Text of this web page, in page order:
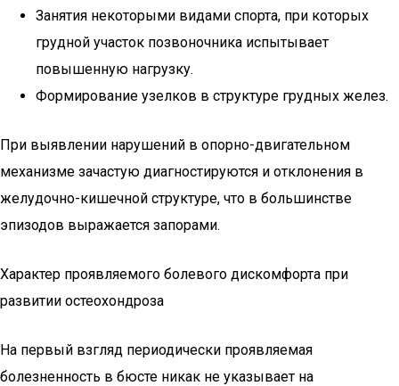
Занятия некоторыми видами спорта, при которых
грудной участок позвоночника испытывает
повышенную нагрузку.
Формирование узелков в структуре грудных желез.
При выявлении нарушений в опорно-двигательном
механизме зачастую диагностируются и отклонения в
желудочно-кишечной структуре, что в большинстве
эпизодов выражается запорами.
Характер проявляемого болевого дискомфорта при
развитии остеохондроза
На первый взгляд периодически проявляемая
болезненность в бюсте никак не указывает на